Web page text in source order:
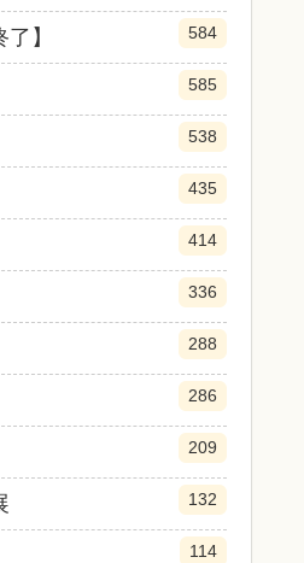
】 584
585
538
435
414
336
288
286
209
132
114